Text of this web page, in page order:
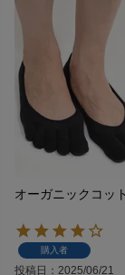
オーガニックコッ
購入者
投稿日 2025/06/21